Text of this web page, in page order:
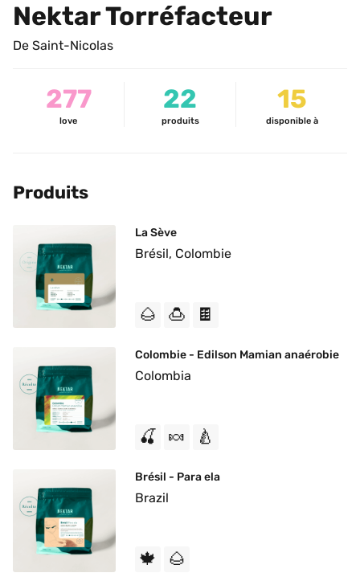
Nektar Torréfacteur
De Saint-Nicolas
277
love
22
produits
15
disponible à
Produits
La Sève
Brésil, Colombie
🌰 🍮 🍫
Colombie - Edilson Mamian anaérobie
Colombia
🍒 🍬 🍐
Brésil - Para ela
Brazil
🍁 🌰